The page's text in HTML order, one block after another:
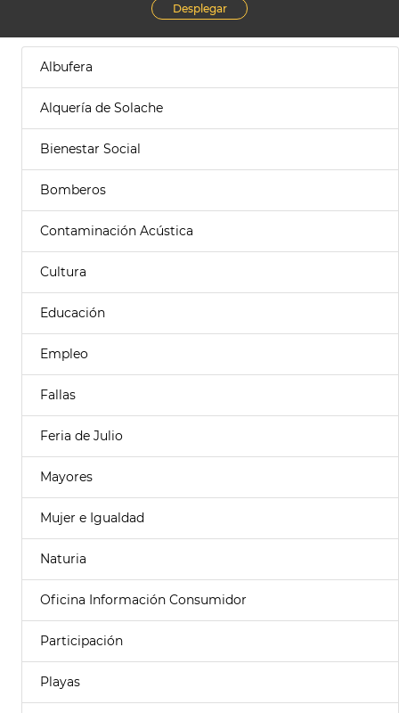
Desplegar
Albufera
Alquería de Solache
Bienestar Social
Bomberos
Contaminación Acústica
Cultura
Educación
Empleo
Fallas
Feria de Julio
Mayores
Mujer e Igualdad
Naturia
Oficina Información Consumidor
Participación
Playas